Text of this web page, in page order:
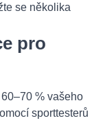
se několika
pro
% vašeho
sporttesterů